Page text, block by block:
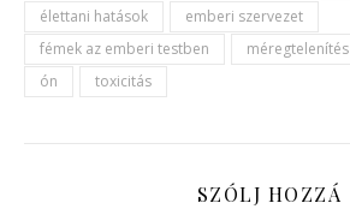
élettani hatások
emberi szervezet
fémek az emberi testben
méregtelenítés
ón
toxicitás
SZÓLJ HOZZÁ